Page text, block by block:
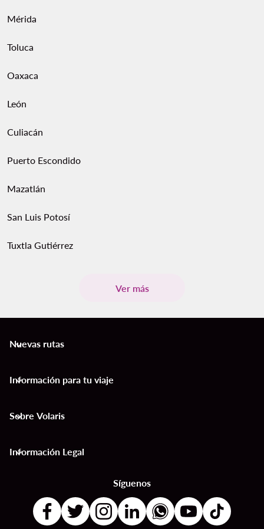
Mérida
Toluca
Oaxaca
León
Culiacán
Puerto Escondido
Mazatlán
San Luis Potosí
Tuxtla Gutiérrez
Ver más
Nuevas rutas
keyboard_arrow_down
Información para tu viaje
keyboard_arrow_down
Sobre Volaris
keyboard_arrow_down
Información Legal
keyboard_arrow_down
Síguenos